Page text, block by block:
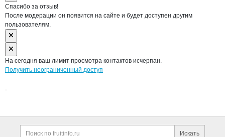
Спасибо за отзыв!
После модерации он появится на сайте и будет доступен другим
пользователям.
На сегодня ваш лимит просмотра контактов исчерпан.
Получить неограниченный доступ
Дополнительная информация
Поиск по сайту и
Искать